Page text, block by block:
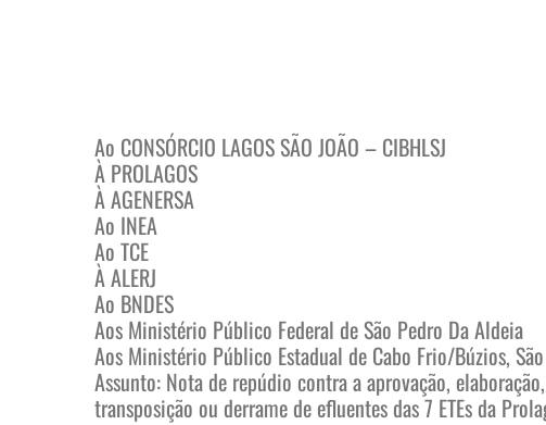
Ao CONSÓRCIO LAGOS SÃO JOÃO – CIBHLSJ
À PROLAGOS
À AGENERSA
Ao INEA
Ao TCE
À ALERJ
Ao BNDES
Aos Ministério Público Federal de São Pedro Da Aldeia
Aos Ministério Público Estadual de Cabo Frio/Búzios,
Assunto: Nota de repúdio contra a aprovação,
transposição ou derrame de efluentes das 7 ETEs da